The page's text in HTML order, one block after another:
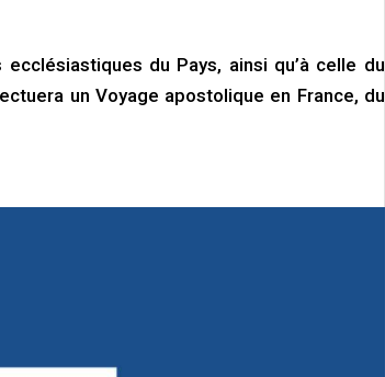
du Pays, ainsi qu’à celle du
un Voyage apostolique en France, du